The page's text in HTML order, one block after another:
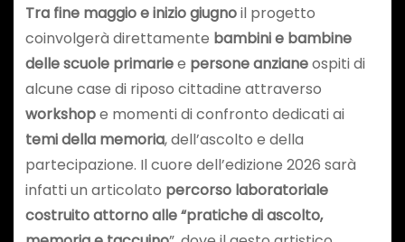
Tra fine maggio e inizio giugnoil progetto
coinvolgerà direttamente bambini e bambine
delle scuole primariee persone anzianeospiti di
alcune case di riposo cittadine attraverso
workshope momenti di confronto dedicati ai
temi della memoria, dell’ascolto e della
partecipazione. Il cuore dell’edizione 2026 sarà
infatti un articolato percorso laboratoriale
costruito attorno alle “pratiche di ascolto,